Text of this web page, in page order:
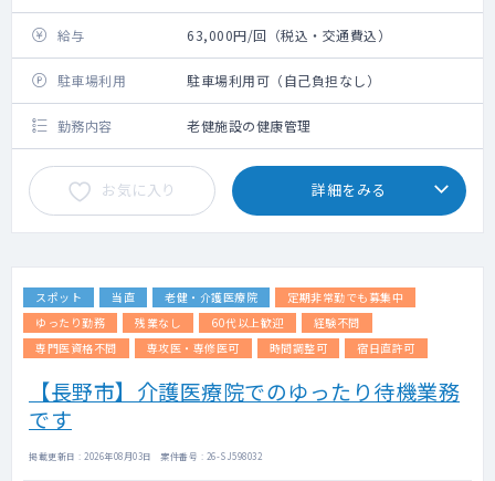
給与 63,000円/回（税込・交通費込）
駐車場利用 駐車場利用可（自己負担なし）
勤務内容 老健施設の健康管理
お気に入り 詳細をみる
スポット 当直 老健・介護医療院
定期非常勤でも募集中
ゆったり勤務
残業なし 60代以上歓迎
経験不問
専門医資格不問
専攻医・専修医可 時間調整可 宿日直許可
【長野市】介護医療院でのゆったり待機業務
です
掲載更新日 : 2026年08月03日 案件番号 : 26-SJ598032